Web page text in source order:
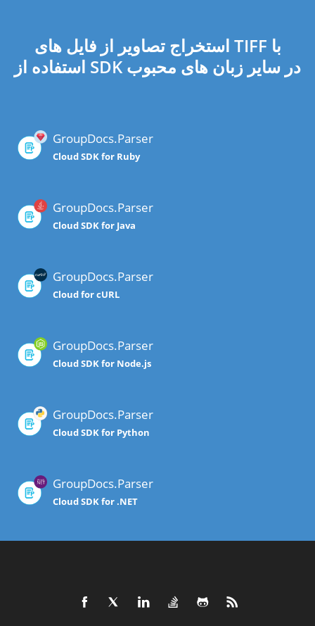
استخراج تصاویر از فایل های TIFF با
استفاده از SDK در سایر زبان های محبوب
GroupDocs.Parser
Cloud SDK for Ruby
GroupDocs.Parser
Cloud SDK for Java
GroupDocs.Parser
Cloud for cURL
GroupDocs.Parser
Cloud SDK for Node.js
GroupDocs.Parser
Cloud SDK for Python
GroupDocs.Parser
Cloud SDK for .NET